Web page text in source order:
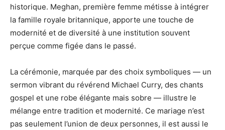
historique. Meghan, première femme métisse à intégrer
la famille royale britannique, apporte une touche de
modernité et de diversité à une institution souvent
perçue comme figée dans le passé.
La cérémonie, marquée par des choix symboliques — un
sermon vibrant du révérend Michael Curry, des chants
gospel et une robe élégante mais sobre — illustre le
mélange entre tradition et modernité. Ce mariage n’est
pas seulement l’union de deux personnes, il est aussi le